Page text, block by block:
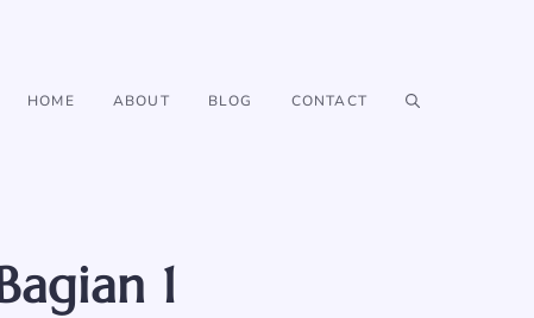
HOME ABOUT BLOG CONTACT
1